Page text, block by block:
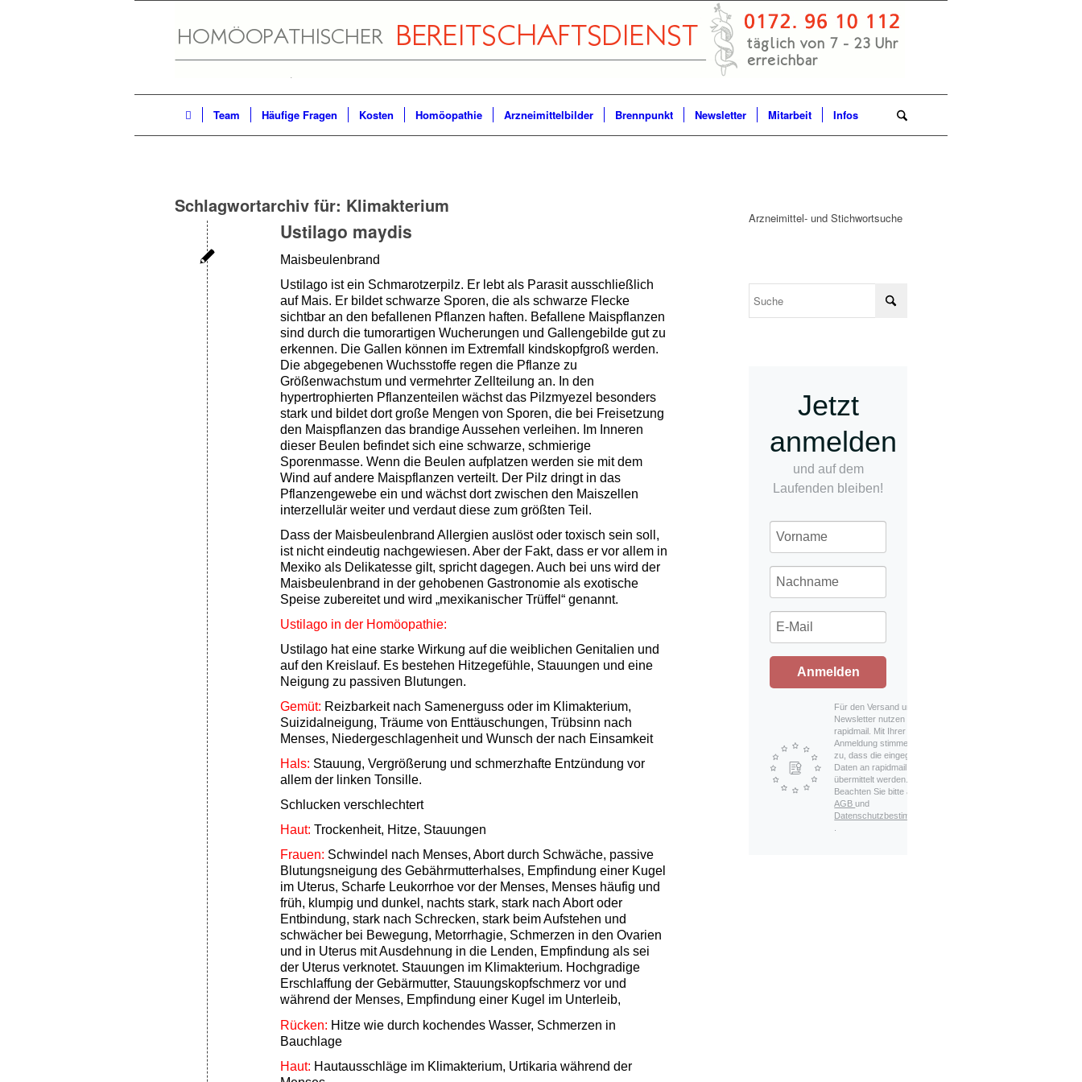
Team Häufige Fragen Kosten Homöopathie Arzneimittelbilder Brennpunkt Newsletter Mitarbeit Infos
Schlagwortarchiv für: Klimakterium
Ustilago maydis
Maisbeulenbrand
Ustilago ist ein Schmarotzerpilz. Er lebt als Parasit ausschließlich
auf Mais. Er bildet schwarze Sporen, die als schwarze Flecke
sichtbar an den befallenen Pflanzen haften. Befallene Maispflanzen
sind durch die tumorartigen Wucherungen und Gallengebilde gut zu
erkennen. Die Gallen können im Extremfall kindskopfgroß werden.
Die abgegebenen Wuchsstoffe regen die Pflanze zu
Größenwachstum und vermehrter Zellteilung an. In den
hypertrophierten Pflanzenteilen wächst das Pilzmyezel besonders
stark und bildet dort große Mengen von Sporen, die bei Freisetzung
den Maispflanzen das brandige Aussehen verleihen. I m Inneren
dieser Beulen befindet sich eine schwarze, schmierige
Sporenmasse. Wenn die Beulen aufplatzen werden sie mit dem
Wind auf andere Maispflanzen verteilt. Der Pilz dringt in das
Pflanzengewebe ein und wächst dort zwischen den Maiszellen
interzellulär weiter und verdaut diese zum größten Teil.
Dass der Maisbeulenbrand Allergien auslöst oder toxisch sein soll,
ist nicht eindeutig nachgewiesen. Aber der Fakt, dass er vor allem in
Mexiko als Delikatesse gilt, spricht dagegen. Auch bei uns wird der
Maisbeulenbrand in der gehobenen Gastronomie als exotische
Speise zubereitet und wird „mexikanischer Trüffel“ genannt.
Ustilago in der Homöopathie:
Ustilago hat eine starke Wirkung auf die weiblichen Genitalien und
auf den Kreislauf. Es bestehen Hitzegefühle, Stauungen und eine
Neigung zu passiven Blutungen.
Gemüt: Reizbarkeit nach Samenerguss oder im Klimakterium,
Suizidalneigung, Träume von Enttäuschungen, Trübsinn nach
Menses, Niedergeschlagenheit und Wunsch der nach Einsamkeit
Hals: Stauung, Vergrößerung und schmerzhafte Entzündung vor
allem der linken Tonsille.
Schlucken verschlechtert
Haut: Trockenheit, Hitze, Stauungen
Frauen: Schwindel nach Menses, Abort durch Schwäche, passive
Blutungsneigung des Gebährmutterhalses, Empfindung einer Kugel
im Uterus, Scharfe Leukorrhoe vor der Menses, Menses häufig und
früh, klumpig und dunkel, nachts stark, stark nach Abort oder
Entbindung, stark nach Schrecken, stark beim Aufstehen und
schwächer bei Bewegung, Metorrhagie, Schmerzen in den Ovarien
und in Uterus mit Ausdehnung in die Lenden, Empfindung als sei
der Uterus verknotet. Stauungen im Klimakterium. Hochgradige
Erschlaffung der Gebärmutter, Stauungskopfschmerz vor und
während der Menses, Empfindung einer Kugel im Unterleib,
Rücken: Hitze wie durch kochendes Wasser, Schmerzen in
Bauchlage
Haut: Hautausschläge im Klimakterium, Urtikaria während der
Arzneimittel- und Stichwortsuche
Jetzt
anmelden
und auf dem
Laufenden bleiben!
Anmelden
Für den Versand unserer
Newsletter nutzen wir
rapidmail. Mit Ihrer
Anmeldung stimmen Sie
zu, dass die eingegebenen
Daten an rapidmail
übermittelt werden.
Beachten Sie bitte auch die
AGBund
Datenschutzbestimmungen